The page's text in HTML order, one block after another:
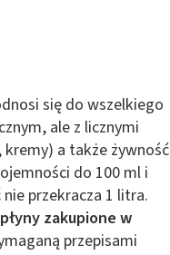
się do wszelkiego
ale z licznymi
kremy) a także żywność
do 100 ml i
przekracza 1 litra.
zakupione w
przepisami